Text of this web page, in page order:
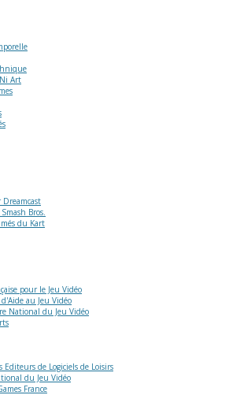
Art
Bros.
du Kart
pour le Jeu Vidéo
au Jeu Vidéo
National du Jeu Vidéo
Editeurs de Logiciels de Loisirs
du Jeu Vidéo
France